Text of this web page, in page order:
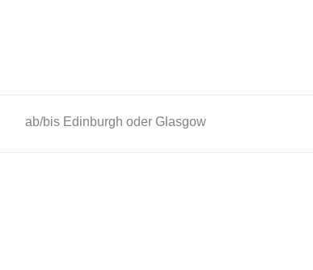
ab/bis Edinburgh oder Glasgow